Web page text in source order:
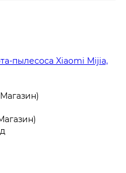
пылесоса Xiaomi Mijia,